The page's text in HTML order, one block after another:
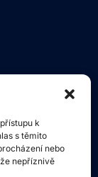
k
s těmito
nebo
nepříznivě